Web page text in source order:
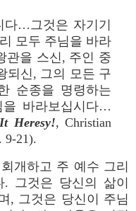
…그것은 자기기
모두 주님을 바라
관을 스신, 주인 중
되신, 그의 모든 구
순종을 명령하는
바라보십시다…
Heresy!, Christian
9-21).
개하고 주 예수 그리
그것은 당신의 삶이
, 그것은 당신이 주님